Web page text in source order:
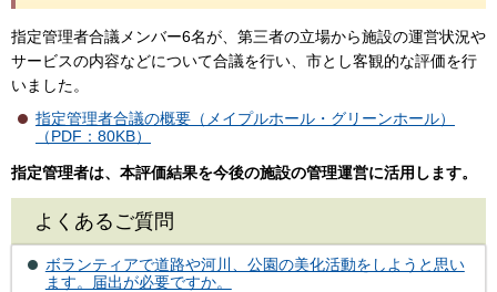
指定管理者合議メンバー6名が、第三者の立場から施設の運営状況や
サービスの内容などについて合議を行い、市とし客観的な評価を行
いました。
指定管理者合議の概要（メイプルホール・グリーンホール）
（PDF：80KB）
指定管理者は、本評価結果を今後の施設の管理運営に活用します。
よくあるご質問
ボランティアで道路や河川、公園の美化活動をしようと思い
ます。届出が必要ですか。